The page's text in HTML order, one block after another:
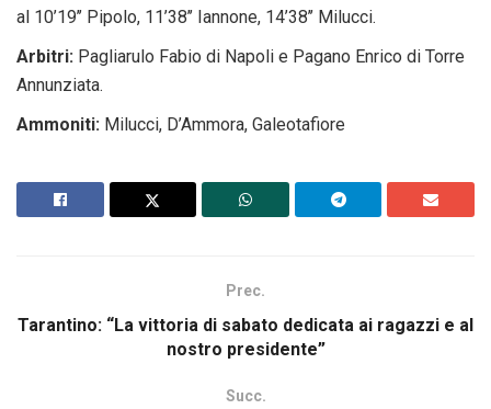
al 10’19’’ Pipolo, 11’38’’ Iannone, 14’38’’ Milucci.
Arbitri: Pagliarulo Fabio di Napoli e Pagano Enrico di Torre
Annunziata.
Ammoniti: Milucci, D’Ammora, Galeotafiore
Prec.
Tarantino: “La vittoria di sabato dedicata ai ragazzi e al
nostro presidente”
Succ.